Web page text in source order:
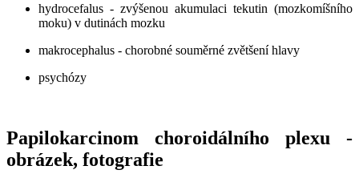
hydrocefalus - zvýšenou akumulaci tekutin (mozkomíšního
moku) v dutinách mozku
makrocephalus - chorobné souměrné zvětšení hlavy
psychózy
Papilokarcinom choroidálního plexu -
obrázek, fotografie